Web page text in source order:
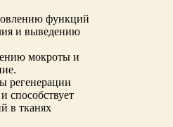
функций
и выведению
мокроты и
регенерации
способствует
в тканях